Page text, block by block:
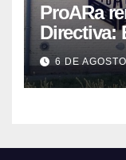
ProARa
Directiva:
el nuevo
6 DE